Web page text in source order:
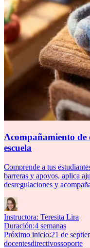
Acompañamiento de
escuela
Comprende a tus
barreras y apoyos, aplica
desregulaciones y
Instructora: Teresita Lira
Duración:4 semanas
Próximo inicio:21 de
docentesdirectivossoporte